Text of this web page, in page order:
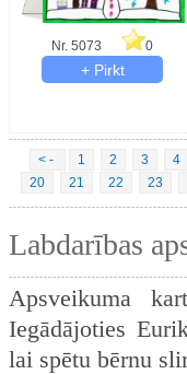
Nr. 5073 0
< - 1 2 3
4
20
21 22 23
Labdarības
Apsveikuma
Iegādājoties
lai spētu bērnu